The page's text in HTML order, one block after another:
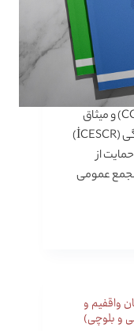
میثاق بین‌المللی حقوق مدنی و سیاسی (CCPR) و میثاق
بین‌المللی حقوق اقتصادی، اجتماعی و فرهنگی (İCESCR)
از
نوشته شده است. در سال ۱۹۴۸ مجمع عمومی
واقفیم و
و بلوچی)